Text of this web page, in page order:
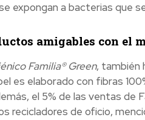
expongan a bacterias que
amigables con el
Familia® Green, también
es elaborado con fibras
el 5% de las ventas de
recicladores de oficio,